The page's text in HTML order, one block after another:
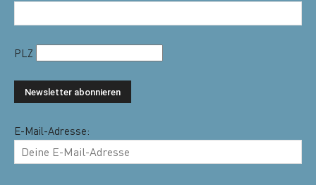
PLZ
E-Mail-Adresse: